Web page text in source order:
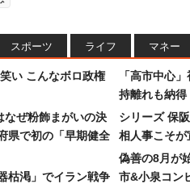
スポーツ ライフ マネー
い こんなボロ政権
なぜ粉飾まがいの決
県で初の「早期健全
枯渇」でイラン戦争
「高市中心
持離れも納得
シリーズ 保
相人事こそが
偽善の8月が
市&小泉コン